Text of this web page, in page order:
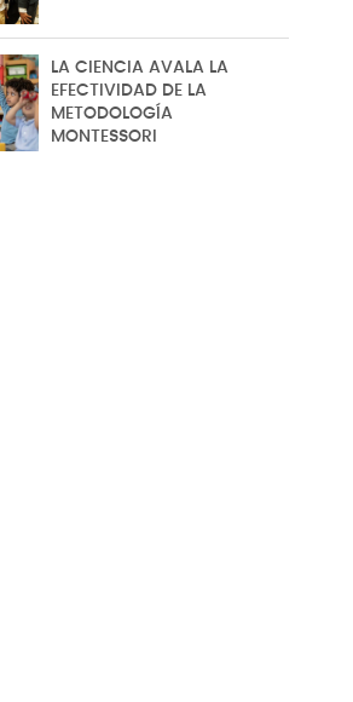
LA CIENCIA AVALA LA
EFECTIVIDAD DE LA
METODOLOGÍA
MONTESSORI